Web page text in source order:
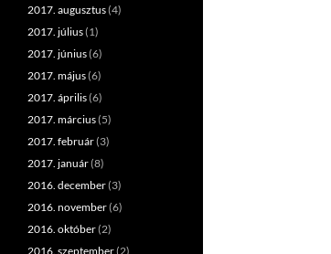
2017. augusztus(4)
2017. július(1)
2017. június(6)
2017. május(6)
2017. április(6)
2017. március(5)
2017. február(3)
2017. január(8)
2016. december(3)
2016. november(6)
2016. október(2)
2016. szeptember(2)